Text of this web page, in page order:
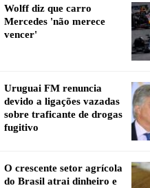
Wolff diz que carro
Mercedes 'não merece
vencer'
Uruguai FM renuncia
devido a ligações vazadas
sobre traficante de drogas
fugitivo
O crescente setor agrícola
do Brasil atrai dinheiro e